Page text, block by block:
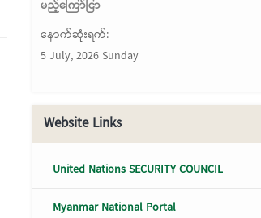
မည့်ကြော်ငြာ
နောက်ဆုံးရက်:
5 July, 2026 Sunday
Website Links
United Nations SECURITY COUNCIL
Myanmar National Portal